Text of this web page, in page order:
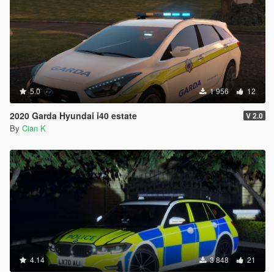
5.0 1 956 12
2020 Garda Hyundai i40 estate V 2.0
By Cian K
4.14 3 848 21